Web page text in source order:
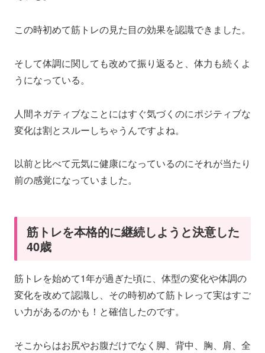
この時初めて筋トレの見た目の効果を認識できました。
そして体調に関しても改めて振り返ると、体力も続くよ
うになっている。
人間ネガティブなことにはすぐ気づくのにポジティブな
変化は割とスルーしちゃうんですよね。
以前と比べて元気に健康になっているのにそれが当たり
前の感覚になっていました。
筋トレを本格的に継続しようと決意した
40歳
筋トレを始めて1年が過ぎた頃に、体型の変化や体調の
変化を改めて認識し、その時初めて筋トレって実はすご
い力があるのかも！と確信したのです。
そこからはお尻やお腹だけでなく脚、背中、胸、肩、全